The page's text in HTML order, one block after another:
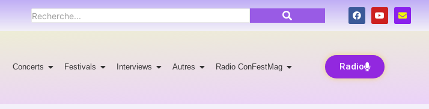
Concerts Festivals Interviews Autres Radio ConFestMag Radio